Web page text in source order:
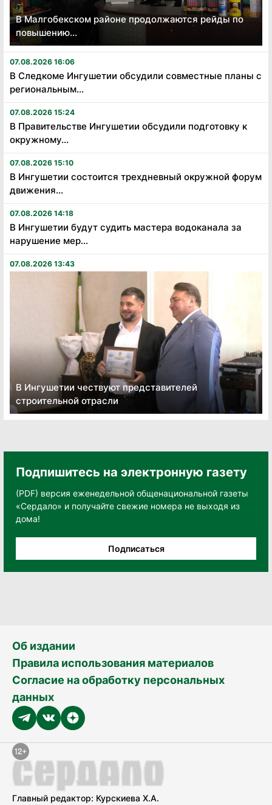
В Малгобекском районе продолжаются рейды по
повышению...
07.08.2026 16:06
В Следкоме Ингушетии обсудили совместные планы с
региональным...
07.08.2026 15:24
В Правительстве Ингушетии обсудили подготовку к
окружному...
07.08.2026 15:10
В Ингушетии состоится трехдневный окружной форум
движения...
07.08.2026 14:18
В Ингушетии будут судить мастера водоканала за
нарушение мер...
07.08.2026 13:43
В Ингушетии чествуют представителей
строительной отрасли
Подпишитесь на электронную газету
(PDF) версия еженедельной общенациональной газеты
«Сердало» и получайте свежие номера не выходя из
дома!
Подписаться
Об издании
Правила использования материалов
Согласие на обработку персональных
данных
Главный редактор: Курскиева Х.А.